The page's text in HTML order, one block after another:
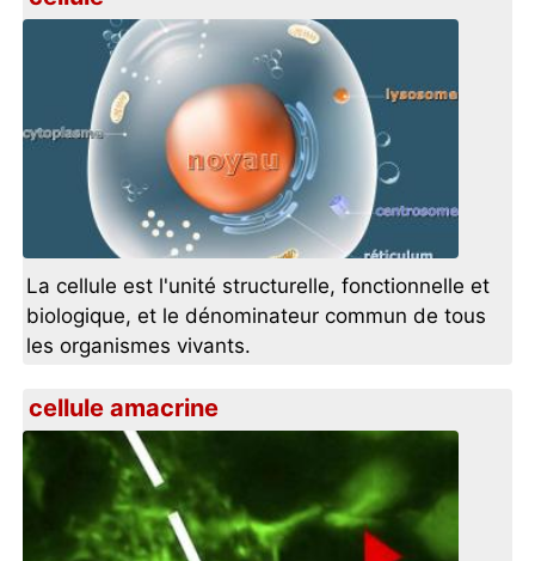
La cellule est l'unité structurelle, fonctionnelle et
biologique, et le dénominateur commun de tous
les organismes vivants.
cellule amacrine